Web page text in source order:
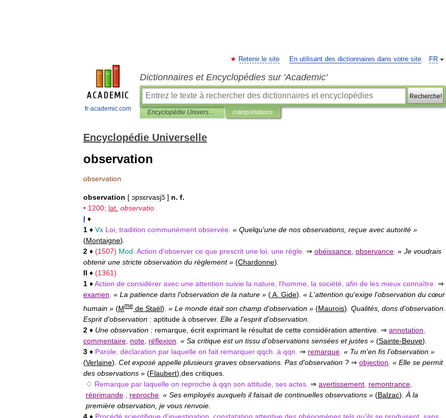
fr-academic.com
FR
Retenir le site En utilisant des dictionnaires dans votre site
Dictionnaires et Encyclopédies sur 'Academic'
Recherche!
Encyclopédie Universelle interprétations
Encyclopédie Universelle
observation
observation
observation [ ɔpsɛrvasjɔ̃ ] n. f.
• 1200; lat observatio
I ♦
1 ♦ Vx Loi tradition communément observée « Quelqu'une de nos observations reçue avec autorité »
(Montaigne)
2 ♦ (1507) Mod Action d'observer ce que prescrit une loi une règle ⇒ obéissance observance « Je voudrais
obtenir une stricte observation du règlement» (Chardonne)
II ♦ (1361)
1 ♦Action de considérer avec une attention suivie la nature l'homme la société afin de les mieux connaître ⇒
examen « La patience dans l'observation de la nature » (A Gide) . « L 'attention qu'exige l'observation du cœur
humain » (Mme de Staël) . « Le monde était son champ d'observation » (Maurois) Qualités dons d'observation
Esprit d'observation : aptitude à observer. Elle a l'esprit d'observation
2 ♦ Une observation : remarque écrit exprimant le résultat de cette considération attentive . ⇒ annotation
commentaire note réflexion « Sa critique est un tissu d'observations sensées et justes » (Sainte-Beuve)
3 ♦ Parole déclaration par laquelle on fait remarquer qqch à qqn ⇒ remarque « Tu m'en fis l'observation »
(Verlaine) Cet exposé appelle plusieurs graves observations Pas d'observation ? ⇒ objection « Elle se permit
des observations » (Flaubert), des critiques
♢ Remarque par laquelle on reproche à qqn son attitude ses actes ⇒ avertissement remontrance
réprimande
reproche « Ses employés auxquels il faisait de continuelles observations » (Balzac) À la
première observation je vous renvoie
4 ♦ Procédé scientifique d'investigation constatation attentive des phénomènes tels qu'ils se produisent sans